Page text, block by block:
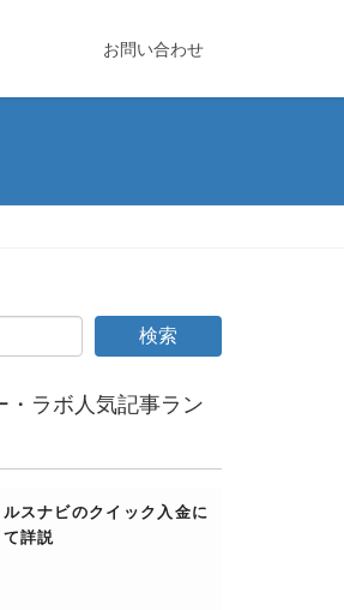
お問い合わせ
・ラボ人気記事ラン
ルスナビのクイック入金に
て詳説